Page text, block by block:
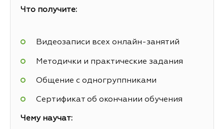
Что получите:
Видеозаписи всех онлайн-занятий
Методички и практические задания
Общение с одногруппниками
Сертификат об окончании обучения
Чему научат: